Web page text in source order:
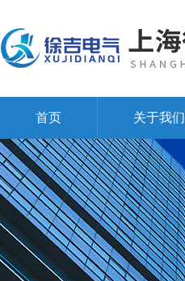
首页 关于我们